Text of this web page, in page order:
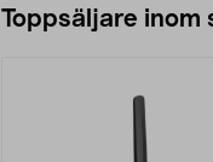
Toppsäljare inom